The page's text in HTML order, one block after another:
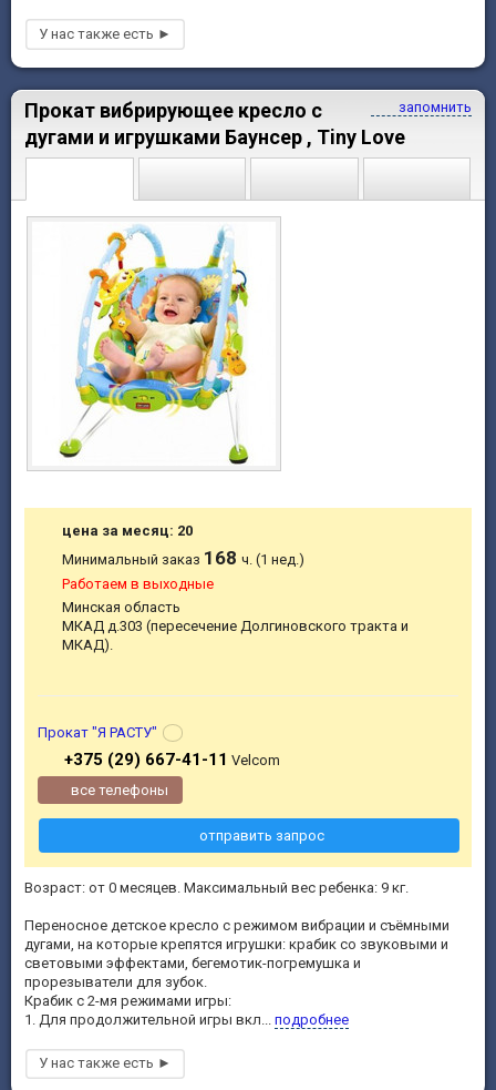
запомнить
Прокат вибрирующее кресло с
дугами и игрушками Баунсер , Tiny Love
Возраст: от 0 месяцев. Максимальный вес ребенка: 9 кг.
Переносное детское кресло с режимом вибрации и съёмными
дугами, на которые крепятся игрушки: крабик со звуковыми и
световыми эффектами, бегемотик-погремушка и
прорезыватели для зубок.
Крабик с 2-мя режимами игры:
1. Для продолжительной игры вкл... подробнее
цена за месяц: 20
Минимальный заказ 168ч. (1 нед.)
Работаем в выходные
Минская область
МКАД д.303 (пересечение Долгиновского тракта и
МКАД).
Прокат "Я РАСТУ"
+375 (29) 667-41-11 Velcom
все телефоны
отправить запрос